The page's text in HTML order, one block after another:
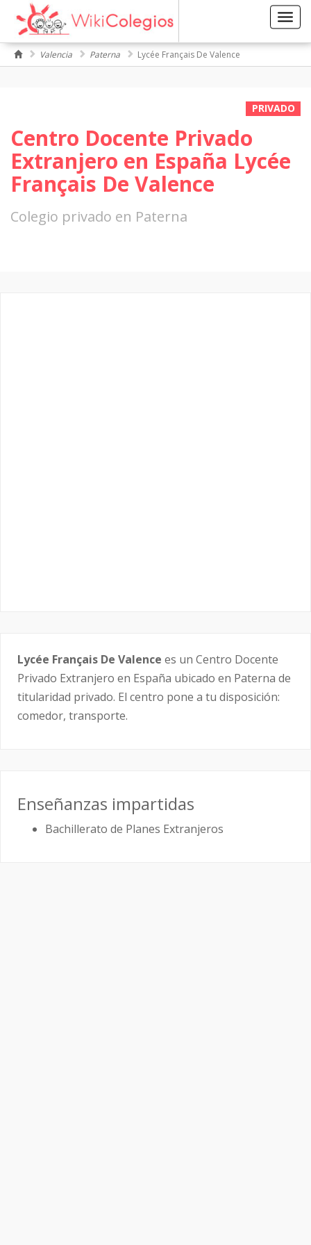
Valencia Paterna Lycée Français De Valence
PRIVADO
Centro Docente Privado
Extranjero en España Lycée
Français De Valence
Colegio privado en Paterna
Lycée Français De Valence es un Centro Docente
Privado Extranjero en España ubicado en Paterna de
titularidad privado. El centro pone a tu disposición:
comedor, transporte.
Enseñanzas impartidas
Bachillerato de Planes Extranjeros